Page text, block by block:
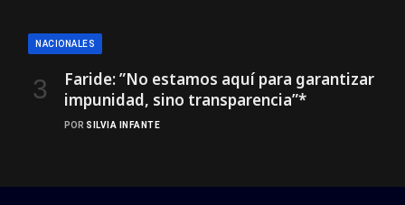
NACIONALES
Faride: ”No estamos aquí para garantizar
impunidad, sino transparencia”*
POR SILVIA INFANTE